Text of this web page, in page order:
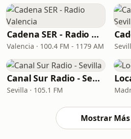
Cadena SER - Radio Valencia
Valencia · 100.4 FM - 1179 AM
Canal Sur Radio - Sevilla
Sevilla · 105.1 FM
Mostrar Más